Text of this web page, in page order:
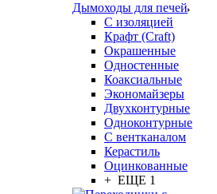
Дымоходы для печей
С изоляцией
Крафт (Craft)
Окрашенные
Одностенные
Коаксиальные
Экономайзеры
Двухконтурные
Одноконтурные
С вентканалом
Керастиль
Оцинкованные
+ ЕЩЕ 1